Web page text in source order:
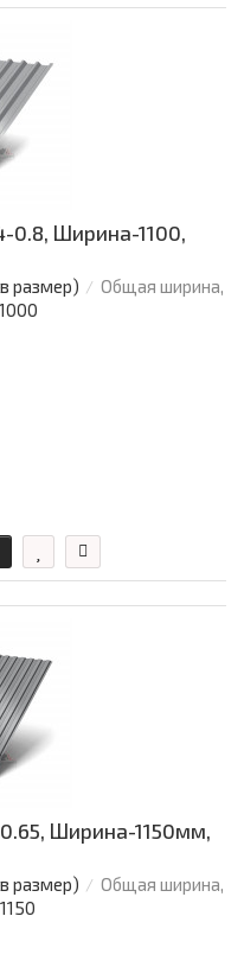
0.8, Ширина-1100,
размер)
Общая ширина,
1000
Ширина-1150мм,
размер)
Общая ширина,
1150